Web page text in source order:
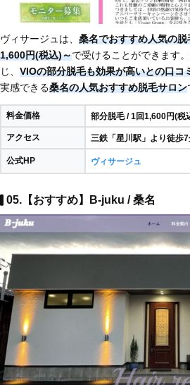
ヴィサージュは、 桑名でおすすめ人気の脱
1,600円(税込)～で受けることができます
じ、 VIOの部分脱毛も効果が高いとの口コ
実感できる桑名の人気おすすめ脱毛サロン
料金価格 部分脱毛 / 1回1,600円(税
アクセス 三鉄「星川駅」より徒歩
公式HP ヴィサージュ
05.【おすすめ】B-juku / 桑名